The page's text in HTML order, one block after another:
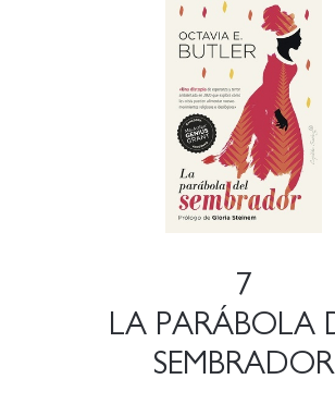
7
LA PARÁBOLA
SEMBRADOR